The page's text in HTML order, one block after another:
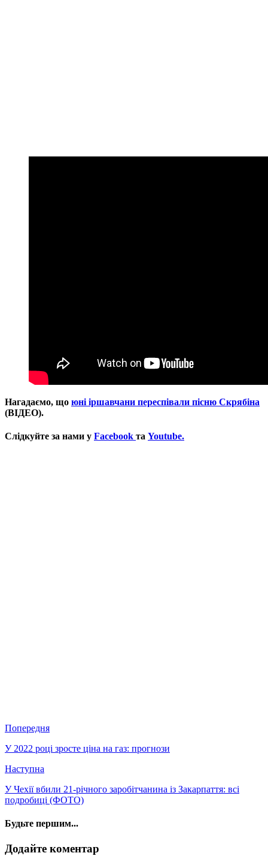
Нагадаємо, що юні іршавчани переспівали пісню Скрябіна
(ВІДЕО).
Слідкуйте за нами у Facebook та Youtube.
Попередня
У 2022 році зросте ціна на газ: прогнози
Наступна
У Чехії вбили 21-річного заробітчанина із Закарпаття: всі
подробиці (ФОТО)
Будьте першим...
Додайте коментар